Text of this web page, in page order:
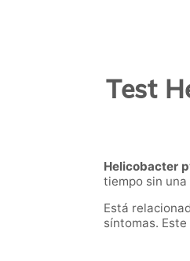
Test
Helicobacter
tiempo sin una
Está
síntomas.